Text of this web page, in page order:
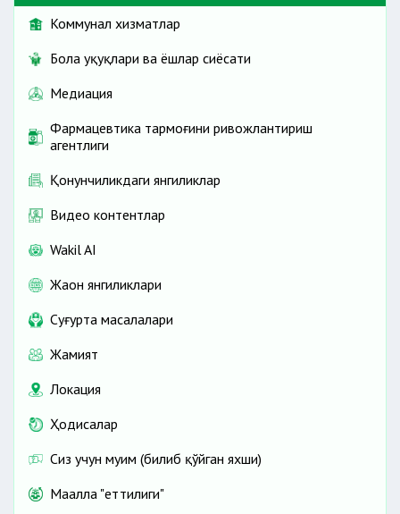
Коммунал хизматлар
Бола ҳуқуқлари ва ёшлар сиёсати
Медиация
Фармацевтика тармоғини ривожлантириш
агентлиги
Қонунчиликдаги янгиликлар
Видео контентлар
Wakil AI
Жаҳон янгиликлари
Cуғурта масалалари
Жамият
Локация
Ҳодисалар
Сиз учун муҳим (билиб қўйган яхши)
Маҳалла "еттилиги"